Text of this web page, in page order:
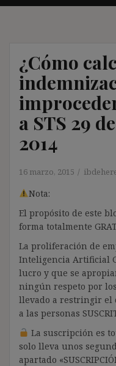
¿Cómo
a STS 29
2014
16 marzo, 2015
Nota:
El propósito de este
forma totalmente
La proliferación de
Inteligencia Artificial
lucro y que se
ningún respeto por
llevado a restringir el
a las personas
La suscripción es
solo lleva unos
apartado